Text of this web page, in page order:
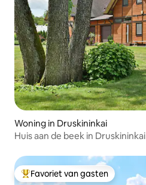
Woning in Druskininkai
Huis aan de beek in Druskininkai
Topfavoriet van gasten
Favoriet van gasten